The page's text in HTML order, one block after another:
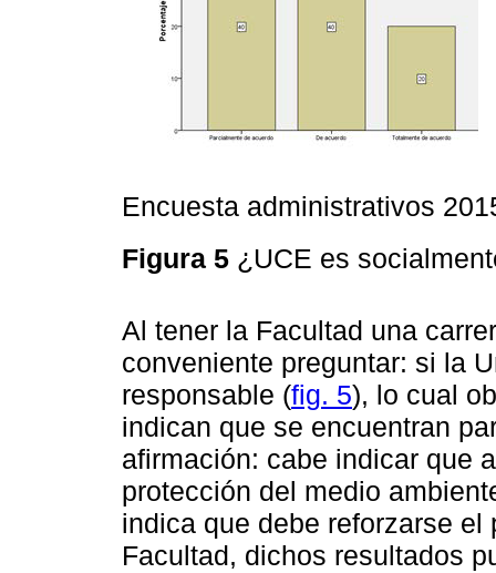
Encuesta administrativos
Figura 5 ¿UCE es
Al tener la Facultad una
conveniente preguntar: si la
responsable (fig. 5), lo cual
indican que se encuentran
afirmación: cabe indicar que
protección del medio
indica que debe reforzarse
Facultad, dichos resultados